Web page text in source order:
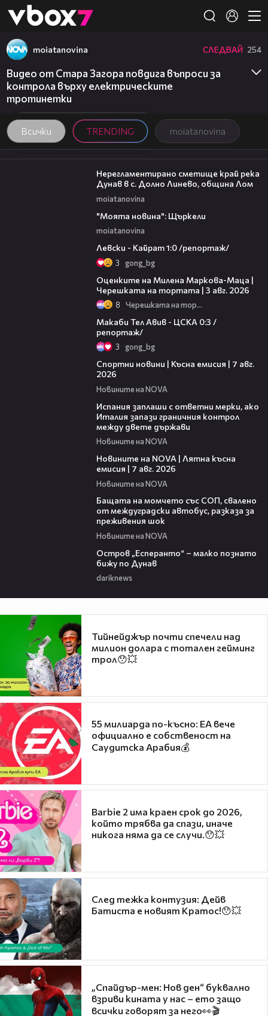
👾
Всички TRENDING moiatanovina
moiatanovina СЛЕДВАЙ 254
Видео от Стара Загора повдига въпроси за
контрола върху електрическите
тротинетки
01:43
Нерегламентирано сметище край река
Дунав в с. Долно Линево, община Лом
moiatanovina
"Моята новина": Щъркели
moiatanovina
Левски - Кайрат 1:0 /репортаж/
3 gong_bg
Оценките на Милена Маркова-Маца |
Черешката на тортата | 3 авг. 2026
8 Черешката на тортата
Макаби Тел Авив - ЦСКА 0:3 /
репортаж/
3 gong_bg
Спортни новини | Късна емисия | 7 авг.
2026
Новините на NOVA
Испания заплаши с ответни мерки, ако
Италия запази граничния контрол
между двете държави
Новините на NOVA
Новините на NOVA | Лятна късна
емисия | 7 авг. 2026
Новините на NOVA
Бащата на момчето със СОП, свалено
от междуградски автобус, разказа за
преживения шок
Новините на NOVA
Остров „Есперанто“ – малко познато
бижу по Дунав
dariknews
Тийнейджър почти спечели над
милион долара с тотален гейминг
трол😯💥
55 милиарда по-късно: EA вече
официално е собственост на
Саудитска Арабия💰
Barbie 2 има краен срок до 2026,
който трябва да спази, иначе
никога няма да се случи.😯💥
След тежка контузия: Дейв
Батиста е новият Кратос!😯💥
„Спайдър-мен: Нов ден“ буквално
взриви кината у нас – ето защо
всички говорят за него👀🎬